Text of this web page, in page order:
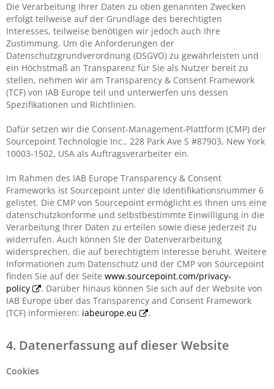
Die Verarbeitung Ihrer Daten zu oben genannten Zwecken
erfolgt teilweise auf der Grundlage des berechtigten
Interesses, teilweise benötigen wir jedoch auch Ihre
Zustimmung. Um die Anforderungen der
Datenschutzgrundverordnung (DSGVO) zu gewährleisten und
ein Höchstmaß an Transparenz für Sie als Nutzer bereit zu
stellen, nehmen wir am Transparency & Consent Framework
(TCF) von IAB Europe teil und unterwerfen uns dessen
Spezifikationen und Richtlinien.
Dafür setzen wir die Consent-Management-Plattform (CMP) der
Sourcepoint Technologie Inc., 228 Park Ave S #87903, New York
10003-1502, USA als Auftragsverarbeiter ein.
Im Rahmen des IAB Europe Transparency & Consent
Frameworks ist Sourcepoint unter die Identifikationsnummer 6
gelistet. Die CMP von Sourcepoint ermöglicht es Ihnen uns eine
datenschutzkonforme und selbstbestimmte Einwilligung in die
Verarbeitung Ihrer Daten zu erteilen sowie diese jederzeit zu
widerrufen. Auch können SIe der Datenverarbeitung
widersprechen, die auf berechtigtem Interesse beruht. Weitere
Informationen zum Datenschutz und der CMP von Sourcepoint
finden Sie auf der Seite www.sourcepoint.com/privacy-
policy
. Darüber hinaus können Sie sich auf der Website von
IAB Europe über das Transparency and Consent Framework
(TCF) informieren: iabeurope.eu .
4. Datenerfassung auf dieser Website
Cookies